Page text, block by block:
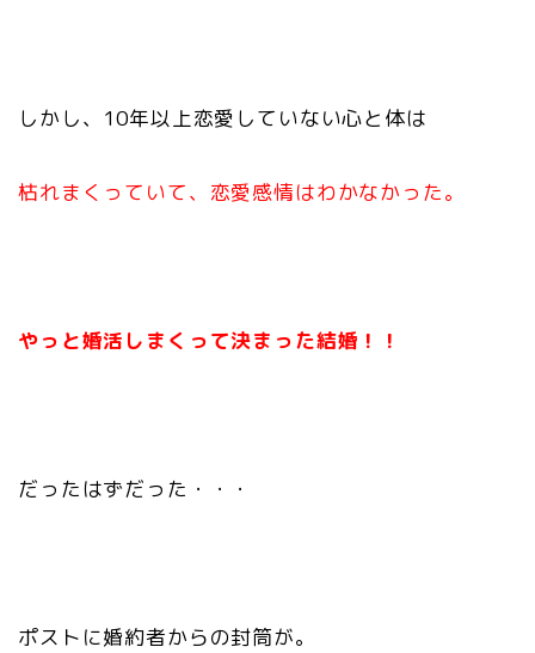
しかし、10年以上恋愛していない心と体は
枯れまくっていて、恋愛感情はわかなかった。
やっと婚活しまくって決まった結婚！！
だったはずだった・・・
ポストに婚約者からの封筒が。